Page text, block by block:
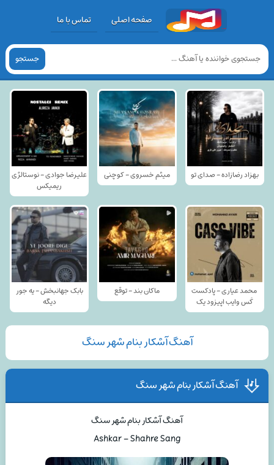
صفحه اصلی تماس با ما
جستجو
بهزاد رضازاده - صدای تو میثم خسروی - کوچنی
علیرضا جوادی - نوستالژی
ریمیکس
محمد عیاری - پادکست
کَس وایب اپیزود یک
ماکان بند - توقع
بابک جهانبخش - یه جور
دیگه
آهنگ آشکار بنام شهر سنگ
آهنگ آشکار بنام شهر سنگ
آهنگ آشکار بنام شهر سنگ
Ashkar – Shahre Sang